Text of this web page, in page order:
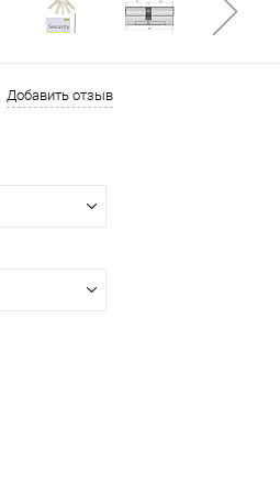
Добавить отзыв